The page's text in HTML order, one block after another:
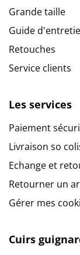
Grande taille
Guide
Retouches
Service clients
Les services
Paiement
Livraison so
Echange et
Retourner un
Gérer mes
Cuirs